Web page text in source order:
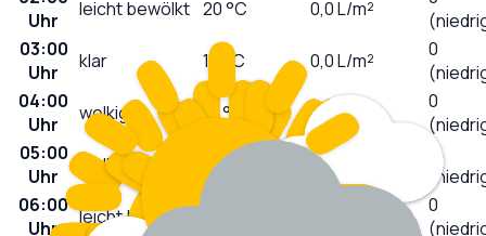
Uhr
leicht bewölkt 20°C 0,0L/m²
03:00
Uhr
klar 19 °C 0,0L/m²
0
04:00
Uhr
wolkig 18 °C 0,0L/m²
0
05:00
Uhr
wolkig 18°C 0,0
06:00
Uhr
leicht bewölkt
0